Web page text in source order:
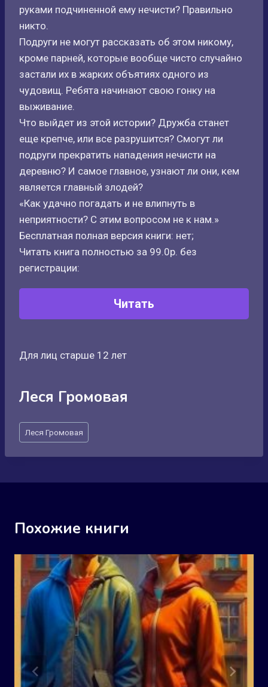
руками подчиненной ему нечисти? Правильно
никто.
Подруги не могут рассказать об этом никому,
кроме парней, которые вообще чисто случайно
застали их в жарких объятиях одного из
чудовищ. Ребята начинают свою гонку на
выживание.
Что выйдет из этой истории? Дружба станет
еще крепче, или все разрушится? Смогут ли
подруги прекратить нападения нечисти на
деревню? И самое главное, узнают ли они, кем
является главный злодей?
«Как удачно погадать и не влипнуть в
неприятности? С этим вопросом не к нам.»
Бесплатная полная версия книги: нет;
Читать книга полностью за 99.0р. без
регистрации:
Читать
Для лиц старше 12 лет
Леся Громовая
Метки
записи:
Леся Громовая
Похожие книги